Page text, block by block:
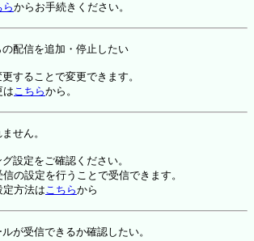
らからお手続きください。
配信を追加・停止したい
することで変更できます。
はこちらから。
せん。
設定をご確認ください。
の設定を行うことで受信できます。
定方法はこちらから
が受信できるか確認したい。